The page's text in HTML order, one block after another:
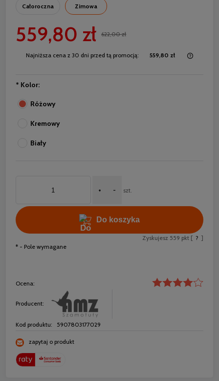
Całoroczna Zimowa
559,80 zł 622,00 zł
Najniższa cena z 30 dni przed tą promocją: 559,80 zł
* Kolor:
Różowy
Kremowy
Biały
+ - szt.
Do koszyka
Zyskujesz 559 pkt [ ? ]
* - Pole wymagane
Ocena:
Producent:
Kod produktu: 5907803177029
zapytaj o produkt